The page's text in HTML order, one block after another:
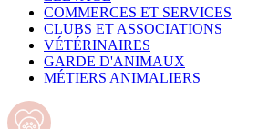
COMMERCES ET SERVICES
CLUBS ET ASSOCIATIONS
VÉTÉRINAIRES
GARDE D'ANIMAUX
MÉTIERS ANIMALIERS